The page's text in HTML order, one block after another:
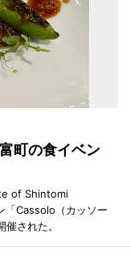
町の食イベン
of Shintomi
Cassolo（カッソー
された。